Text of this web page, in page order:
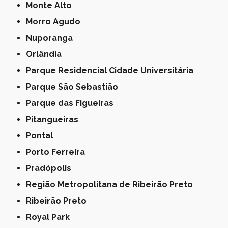
Monte Alto
Morro Agudo
Nuporanga
Orlândia
Parque Residencial Cidade Universitária
Parque São Sebastião
Parque das Figueiras
Pitangueiras
Pontal
Porto Ferreira
Pradópolis
Região Metropolitana de Ribeirão Preto
Ribeirão Preto
Royal Park